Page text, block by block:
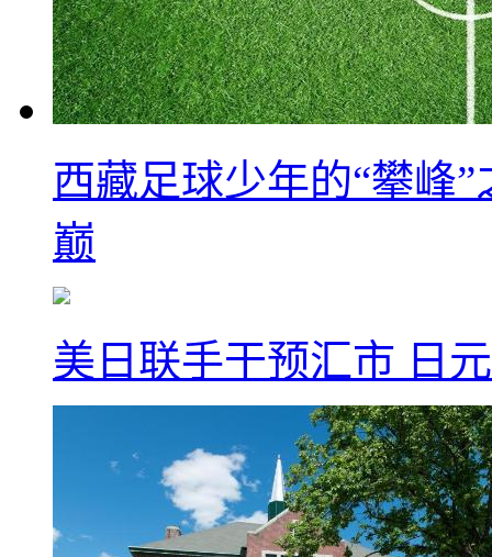
西藏足球少年的“攀峰
巅
美日联手干预汇市 日